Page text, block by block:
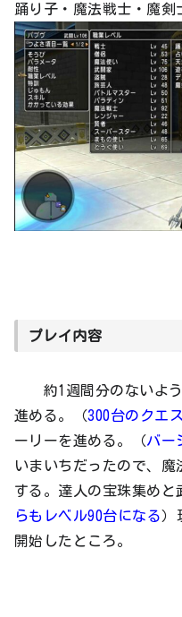
踊り子・魔法戦士・魔剣
プレイ内容
約1週間分のないよう
進める。（300台のクエ
ーリーを進める。（バー
いまいちだったので、
する。達人の宝珠集め
らもレベル90台になる）
開始したところ。